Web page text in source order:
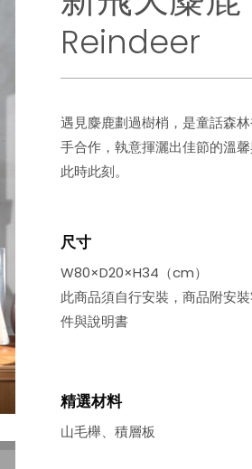
Reindeer
遇見麋鹿劃過樹梢，是童話森
手合作，執意揮灑出佳節的溫
此時此刻。
尺寸
W80×D20×H34（cm）
此商品須自行安裝，商品附安
件與說明書
精選材料
山毛櫸、積層板